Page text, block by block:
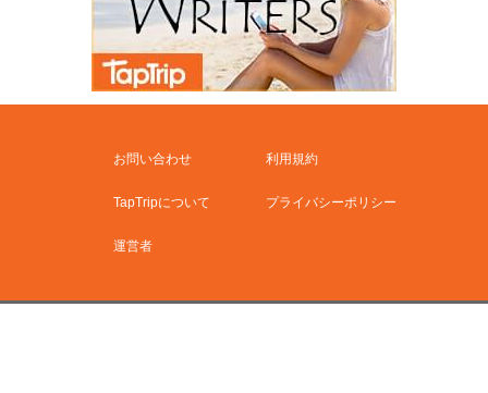
お問い合わせ 利用規約
TapTripについて プライバシーポリシー
運営者